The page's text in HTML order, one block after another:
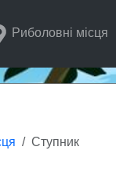
Риболовні місця
Ступник